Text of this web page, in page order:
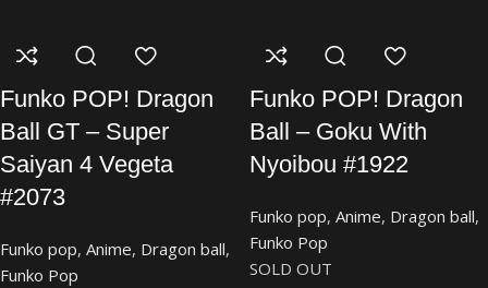
Funko POP! Dragon
Ball GT – Super
Saiyan 4 Vegeta
#2073
Funko pop, Anime, Dragon ball,
Funko Pop
Funko POP! Dragon
Ball – Goku With
Nyoibou #1922
Funko pop, Anime, Dragon ball,
Funko Pop
SOLD OUT